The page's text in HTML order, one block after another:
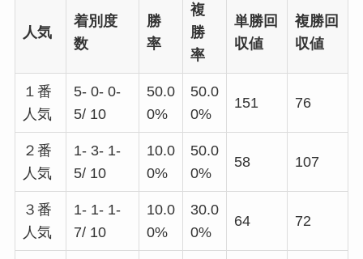
人気
着別度
数
勝
率
複
勝
率
単勝回
収値
複勝回
収値
１番
人気
5- 0- 0-
5/ 10
50.0
0%
50.0
0%
151 76
２番
人気
1- 3- 1-
5/ 10
10.0
0%
50.0
0%
58 107
３番
人気
1- 1- 1-
7/ 10
10.0
0%
30.0
0%
64 72